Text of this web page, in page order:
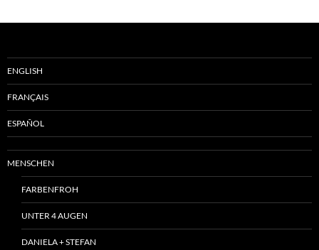
ENGLISH
FRANÇAIS
ESPAÑOL
MENSCHEN
FARBENFROH
UNTER 4 AUGEN
DANIELA + STEFAN